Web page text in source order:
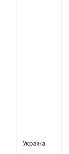
Україна